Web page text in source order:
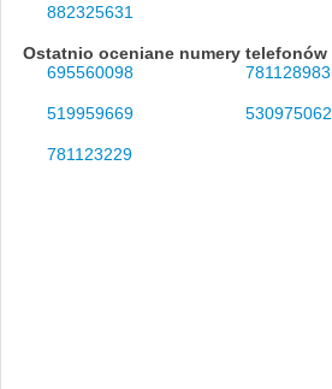
882325631
Ostatnio oceniane numery telefonów
695560098
781128983
519959669 530975062
781123229